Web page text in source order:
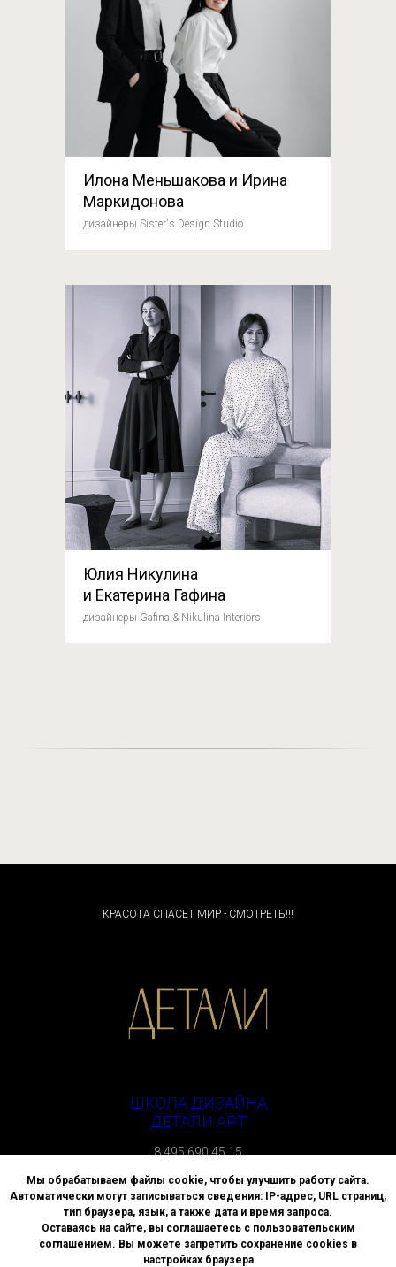
Мы обрабатываем файлы cookie, чтобы улучшить работу сайта.
Автоматически могут записываться сведения: IP-адрес, URL страниц,
тип браузера, язык, а также дата и время запроса.
Оставаясь на сайте, вы соглашаетесь с пользовательским
соглашением. Вы можете запретить сохранение cookies в
настройках браузера
Илона Меньшакова и Ирина
Маркидонова
дизайнеры Sister's Design Studio
Юлия Никулина
и Екатерина Гафина
дизайнеры Gafina & Nikulina Interiors
КРАСОТА СПАСЕТ МИР - СМОТРЕТЬ!!!
ШКОЛА ДИЗАЙНА
ДЕТАЛИ АРТ
8 495 690 45 15
г. Москва, улица Спиридоновка, д. 4
Политика АНО ДПО «ВЫСШАЯ ШКОЛА ДИЗАЙНА «ДЕТАЛИ»
в отношении обработки персональных данных
© All Rights Reserved.